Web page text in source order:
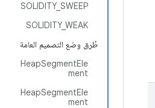
SOLIDITY_SWEEP
SOLIDITY_WEAK
طُرق وضع التصميم العامة
HeapSegmentEle
ment
HeapSegmentEle
ment